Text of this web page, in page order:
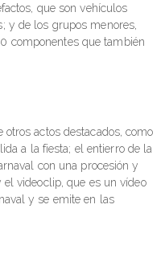
que son vehículos
y de los grupos menores,
componentes que también
actos destacados, como
a la fiesta; el entierro de la
con una procesión y
videoclip, que es un vídeo
y se emite en las